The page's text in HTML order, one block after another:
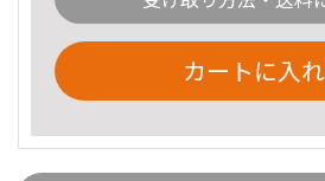
カートに入